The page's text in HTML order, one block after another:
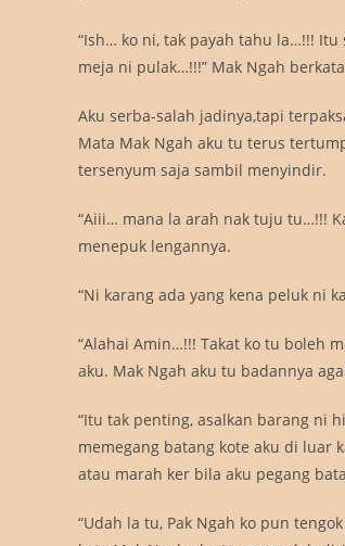
“Ish… ko ni, tak payah tahu la…!!!
meja ni pulak…!!!” Mak Ngah
Aku serba-salah jadinya,tapi
Mata Mak Ngah aku tu terus
tersenyum saja sambil menyindir.
“Aiii… mana la arah nak tuju tu…!!!
menepuk lengannya.
“Ni karang ada yang kena peluk ni
“Alahai Amin…!!! Takat ko tu boleh
aku. Mak Ngah aku tu badannya
“Itu tak penting, asalkan barang ni
memegang batang kote aku di luar
atau marah ker bila aku pegang
“Udah la tu, Pak Ngah ko pun